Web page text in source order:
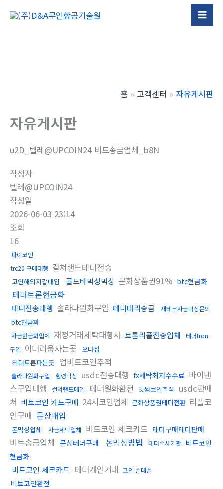
Main
홈 고객센터 자유게시판
자유게시판
u2D_텔레@UPCOIN24 비트송금업체_b8N
작성자
텔레@UPCOIN24
작성일
2026-06-03 23:14
조회
16
파이코인
trc20 구매대행 컬쳐랜드테더전송
코인해외지갑매입 골드바믹싱믹싱 문화상품권91% btc현금화
테더트론현금화
테더전송대행 솔라나원화구입 테더대리송금 재테크자금믹싱문의
btc현금화
자금현금화업체 재정거래세탁대행사 트론리플전송업체
테더tron
구입 이더리움사는곳
오다집
테더트론파는곳 업비트코인추적
솔라나원화구입 횡령믹싱 usdc전송대행 fx세탁최저수수료 바이낸
스구입대행
컬쳐랜드매입 테더원화환전 빗썸코인추적
usdc판매
처 비트코인 카드구매 24시코인업체 문화상품권테더전환 리플코
인구매 문상매입
돈믹싱업체 자금세탁업체 비트코인 체크카드 테더구매테더판매
비트송금업체 문상테더구매 돈믹싱방법 테더수사기관 비트코인
현금화
비트코인 체크카드 테더개인거래 코인 손대손
비트코인환전